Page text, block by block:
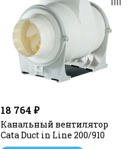
18 764 ₽
Канальный вентилятор
Cata Duct in Line 200/910